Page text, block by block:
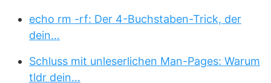
echo rm -rf: Der 4-Buchstaben-Trick, der
dein…
Schluss mit unleserlichen Man-Pages: Warum
tldr dein…